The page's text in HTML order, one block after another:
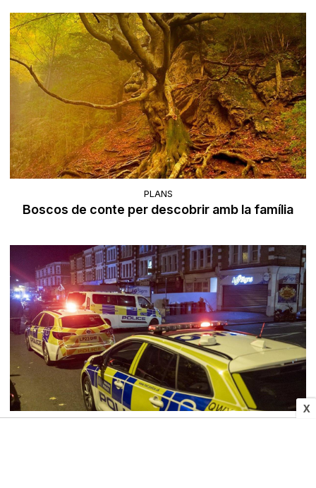
X
PLANS
Boscos de conte per descobrir amb la família